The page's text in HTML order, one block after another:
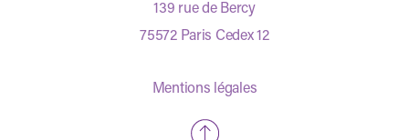
139 rue de Bercy
75572 Paris Cedex 12
Mentions légales